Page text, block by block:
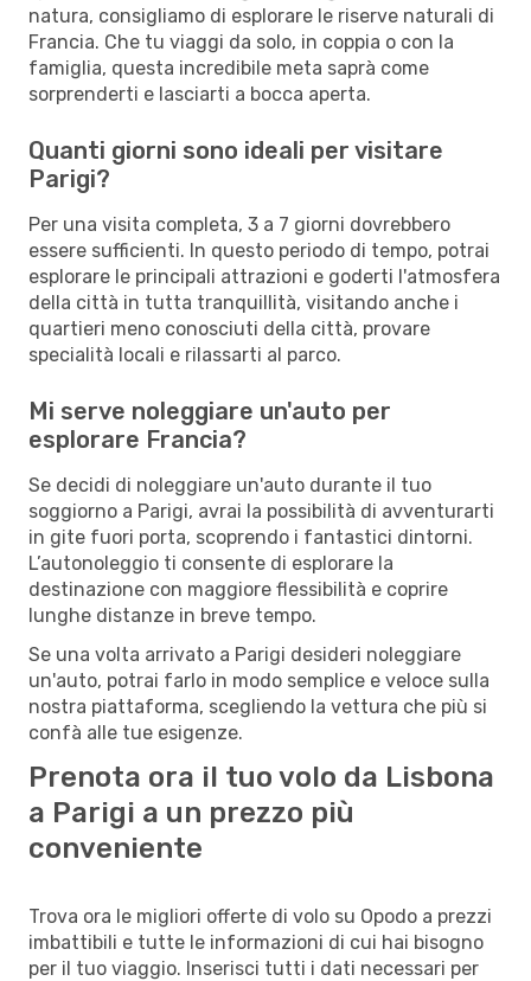
natura, consigliamo di esplorare le riserve naturali di
Francia. Che tu viaggi da solo, in coppia o con la
famiglia, questa incredibile meta saprà come
sorprenderti e lasciarti a bocca aperta.
Quanti giorni sono ideali per visitare
Parigi?
Per una visita completa, 3 a 7 giorni dovrebbero
essere sufficienti. In questo periodo di tempo, potrai
esplorare le principali attrazioni e goderti l'atmosfera
della città in tutta tranquillità, visitando anche i
quartieri meno conosciuti della città, provare
specialità locali e rilassarti al parco.
Mi serve noleggiare un'auto per
esplorare Francia?
Se decidi di noleggiare un'auto durante il tuo
soggiorno a Parigi, avrai la possibilità di avventurarti
in gite fuori porta, scoprendo i fantastici dintorni.
L’autonoleggio ti consente di esplorare la
destinazione con maggiore flessibilità e coprire
lunghe distanze in breve tempo.
Se una volta arrivato a Parigi desideri noleggiare
un'auto, potrai farlo in modo semplice e veloce sulla
nostra piattaforma, scegliendo la vettura che più si
confà alle tue esigenze.
Prenota ora il tuo volo da Lisbona
a Parigi a un prezzo più
conveniente
Trova ora le migliori offerte di volo su Opodo a prezzi
imbattibili e tutte le informazioni di cui hai bisogno
per il tuo viaggio. Inserisci tutti i dati necessari per